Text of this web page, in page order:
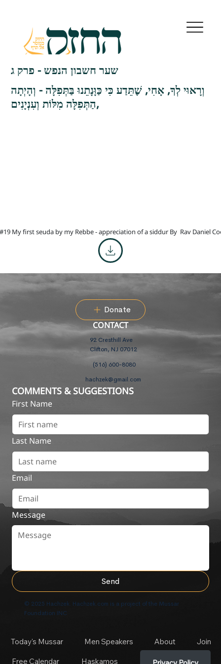
שער חשבון הנפש - פרק ג
וְרָאוּי לְךָ, אָחִי, שֶׁתֵּדַע כִּי כַּוָּנָתֵנוּ בַּתְּפִלָּה - וְהָיְתָה
הַתְּפִלָּה מִלּוֹת וְעִנְיָנִים,
My first seuda by my Rebbe - appreciation of a siddur By Rav Daniel
Donate
CONTACT
92 Cresthill Ave
Clifton, NJ 07012
(516) 600-8080
hachzek@gmail.com
COMMENTS & SUGGESTIONS
First Name
Last Name
Email
Message
Send
© 2025 Hachzek. Hachzek.com is a project of the Mussar
Foundation INC
Today's Mussar Men Speakers About Join
Free Calendar Haskamos